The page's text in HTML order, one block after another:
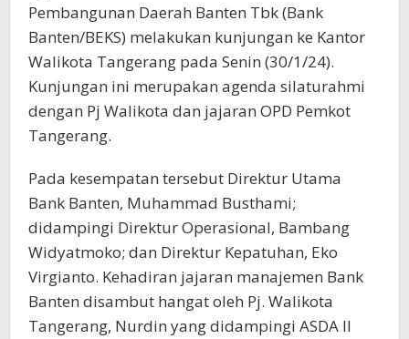
Pembangunan Daerah Banten Tbk (Bank
Banten/BEKS) melakukan kunjungan ke Kantor
Walikota Tangerang pada Senin (30/1/24).
Kunjungan ini merupakan agenda silaturahmi
dengan Pj Walikota dan jajaran OPD Pemkot
Tangerang.
Pada kesempatan tersebut Direktur Utama
Bank Banten, Muhammad Busthami;
didampingi Direktur Operasional, Bambang
Widyatmoko; dan Direktur Kepatuhan, Eko
Virgianto. Kehadiran jajaran manajemen Bank
Banten disambut hangat oleh Pj. Walikota
Tangerang, Nurdin yang didampingi ASDA II